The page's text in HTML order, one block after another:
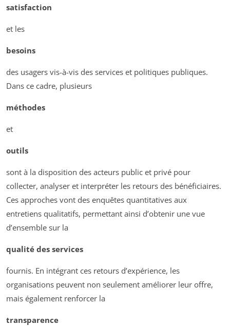
satisfaction
et les
besoins
des usagers vis-à-vis des services et politiques publiques.
Dans ce cadre, plusieurs
méthodes
et
outils
sont à la disposition des acteurs public et privé pour
collecter, analyser et interpréter les retours des bénéficiaires.
Ces approches vont des enquêtes quantitatives aux
entretiens qualitatifs, permettant ainsi d’obtenir une vue
d’ensemble sur la
qualité des services
fournis. En intégrant ces retours d’expérience, les
organisations peuvent non seulement améliorer leur offre,
mais également renforcer la
transparence